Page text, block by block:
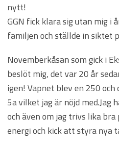
nytt!
GGN fick klara sig utan mig i
familjen och ställde in siktet
Novemberkåsan som gick i
beslöt mig, det var 20 år
igen! Vapnet blev en 250 och
5a vilket jag är nöjd
och även om jag trivs lika
energi och kick att styra nya